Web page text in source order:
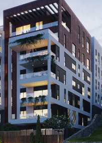
תל מאנה 56 – אחוזה חיפה